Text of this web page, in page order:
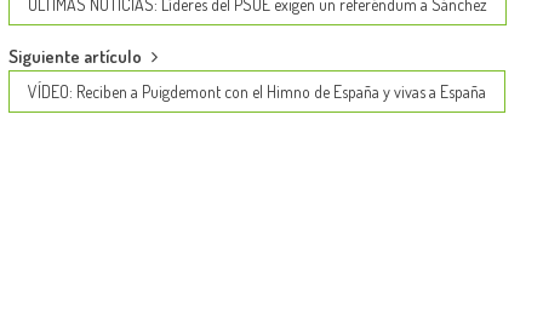
navigation
Siguiente artículo
VÍDEO: Reciben a Puigdemont con el Himno de España y vivas a España